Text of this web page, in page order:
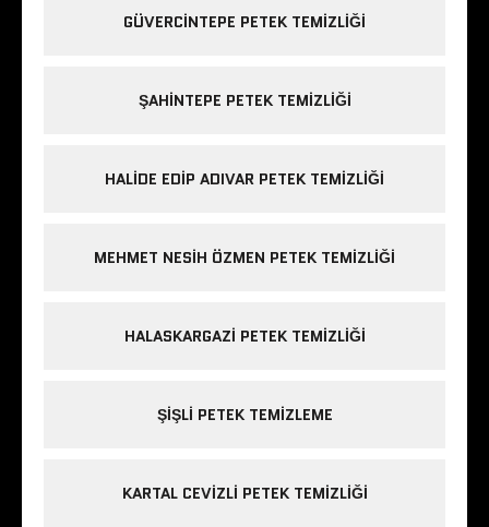
GÜVERCINTEPE PETEK TEMIZLIĞI
ŞAHINTEPE PETEK TEMIZLIĞI
HALIDE EDIP ADIVAR PETEK TEMIZLIĞI
MEHMET NESIH ÖZMEN PETEK TEMIZLIĞI
HALASKARGAZI PETEK TEMIZLIĞI
ŞIŞLI PETEK TEMIZLEME
KARTAL CEVIZLI PETEK TEMIZLIĞI